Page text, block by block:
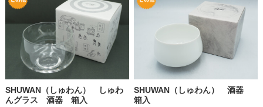
SHUWAN（しゅわん） しゅわ
んグラス 酒器 箱入
SHUWAN（しゅわん） 酒器
箱入